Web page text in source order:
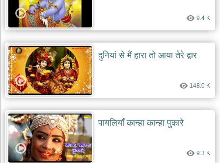
9.4 K
दुनियां से मैं हारा तो आया तेरे द्वार
148.0 K
पायलियाँ कान्हा कान्हा पुकारे
9.3 K